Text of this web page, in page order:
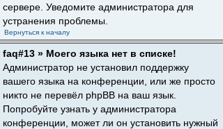
сервере. Уведомите администратора для
устранения проблемы.
Вернуться к началу
faq#13 » Моего языка нет в списке!
Администратор не установил поддержку
вашего языка на конференции, или же просто
никто не перевёл phpBB на ваш язык.
Попробуйте узнать у администратора
конференции, может ли он установить нужный